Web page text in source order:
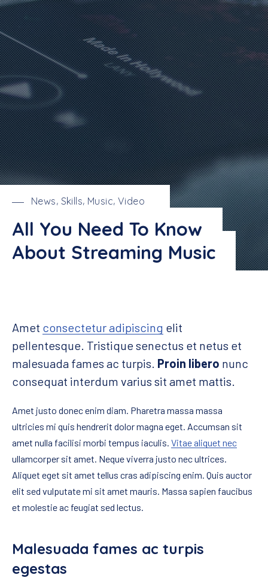
News, Skills, Music, Video
All You Need To Know
About Streaming Music
Amet consectetur adipiscing elit
pellentesque. Tristique senectus et netus et
malesuada fames ac turpis. Proin libero nunc
consequat interdum varius sit amet mattis.
Amet justo donec enim diam. Pharetra massa massa
ultricies mi quis hendrerit dolor magna eget. Accumsan sit
amet nulla facilisi morbi tempus iaculis. Vitae aliquet nec
ullamcorper sit amet. Neque viverra justo nec ultrices.
Aliquet eget sit amet tellus cras adipiscing enim. Quis auctor
elit sed vulputate mi sit amet mauris. Massa sapien faucibus
et molestie ac feugiat sed lectus.
Malesuada fames ac turpis
egestas